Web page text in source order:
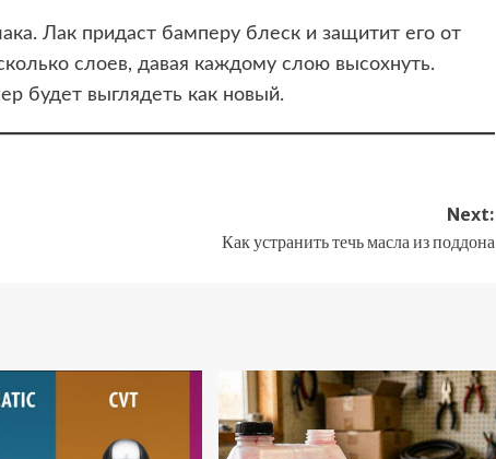
Лак придаст бамперу блеск и защитит его от
слоев, давая каждому слою высохнуть.
будет выглядеть как новый.
Next:
Как устранить течь масла из поддона